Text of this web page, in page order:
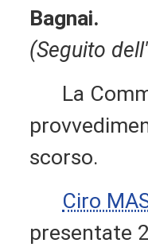
Bagnai.
(Seguito
La
scorso.
Ciro
presentate